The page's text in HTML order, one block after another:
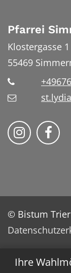
Ihre
Pfarrei
Klostergasse 1
55469
Wir auf
© Bistum Trier